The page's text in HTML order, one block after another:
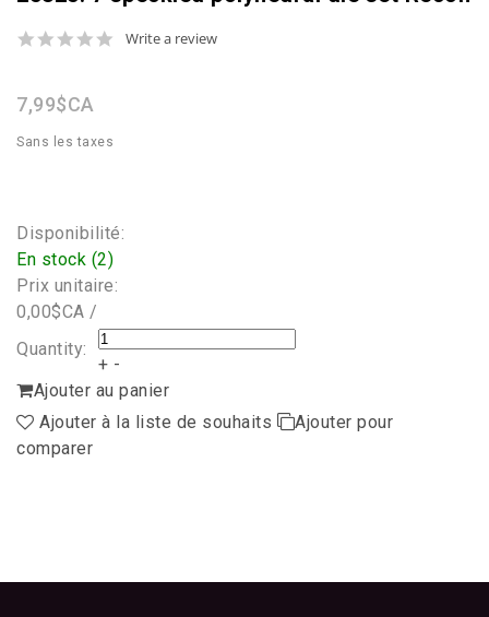
0.0
Write a review
7,99$CA
Sans les taxes
Disponibilité:
En stock (2)
Prix unitaire:
0,00$CA /
Quantity:
+ -
Ajouter au panier
Ajouter à la liste de souhaits
Ajouter pour
comparer